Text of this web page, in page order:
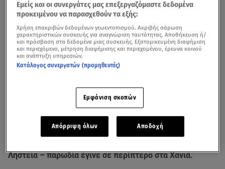
Ληστεία – παρωδία έγινε σε περίπτερο στα Χανιά.
Εμείς και οι συνεργάτες μας επεξεργαζόμαστε δεδομένα
προκειμένου να παρασχεθούν τα εξής:
Χρήση επακριβών δεδομένων γεωεντοπισμού. Ακριβής σάρωση
χαρακτηριστικών συσκευής για αναγνώριση ταυτότητας. Αποθήκευση ή/
και πρόσβαση στα δεδομένα μιας συσκευής. Εξατομικευμένη διαφήμιση
και περιεχόμενο, μέτρηση διαφήμισης και περιεχομένου, έρευνα κοινού
και ανάπτυξη υπηρεσιών.
Κατάλογος συνεργατών (προμηθευτές)
Εμφάνιση σκοπών
Απόρριψη όλων Αποδοχή